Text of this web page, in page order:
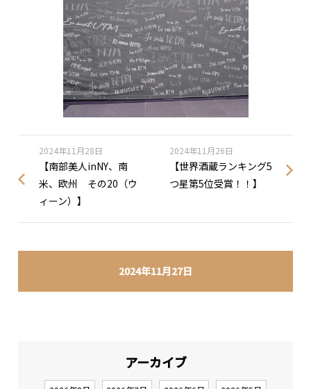
2024年11月27日
2024年11月28日
【南部美人inNY、南
米、欧州 その20（ウ
ィーン）】
2024年11月26日
【世界酒蔵ランキング5
つ星第5位受賞！！】
アーカイブ